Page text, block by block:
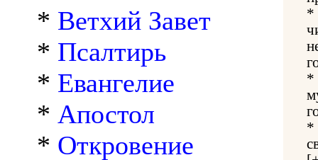
* Ветхий Завет
* Псалтирь
* Евангелие
* Апостол
* Откровение
*
*
*